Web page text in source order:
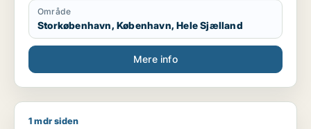
Område
Storkøbenhavn, København, Hele Sjælland
Mere info
Tina søger job som administrativ medarbejder /
1 mdr siden